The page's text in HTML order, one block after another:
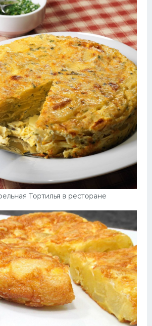
Тортилья в ресторане